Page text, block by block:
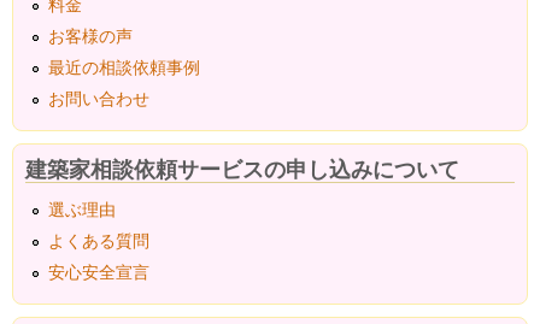
料金
お客様の声
最近の相談依頼事例
お問い合わせ
建築家相談依頼サービスの申し込みについて
選ぶ理由
よくある質問
安心安全宣言